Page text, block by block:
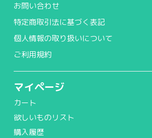
お問い合わせ
特定商取引法に基づく表記
個人情報の取り扱いについて
ご利用規約
マイページ
カート
欲しいものリスト
購入履歴